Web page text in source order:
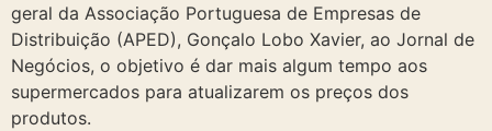
geral da Associação Portuguesa de Empresas de
Distribuição (APED), Gonçalo Lobo Xavier, ao Jornal de
Negócios, o objetivo é dar mais algum tempo aos
supermercados para atualizarem os preços dos
produtos.